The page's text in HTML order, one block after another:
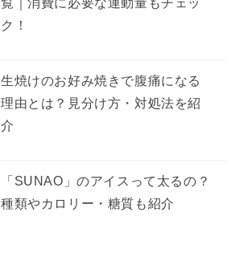
覧｜消費に必要な運動量もチェッ
ク！
生焼けのお好み焼きで腹痛になる
理由とは？見分け方・対処法を紹
介
「SUNAO」のアイスって太るの？
種類やカロリー・糖質も紹介